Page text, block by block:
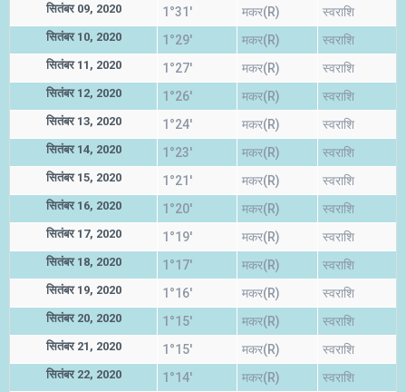
सितंबर 09, 2020 1°31' मकर(R) स्वराशि
सितंबर 10, 2020 1°29' मकर(R) स्वराशि
सितंबर 11, 2020 1°27' मकर(R) स्वराशि
सितंबर 12, 2020 1°26' मकर(R) स्वराशि
सितंबर 13, 2020 1°24' मकर(R) स्वराशि
सितंबर 14, 2020 1°23' मकर(R) स्वराशि
सितंबर 15, 2020 1°21' मकर(R) स्वराशि
सितंबर 16, 2020 1°20' मकर(R) स्वराशि
सितंबर 17, 2020 1°19' मकर(R) स्वराशि
सितंबर 18, 2020 1°17' मकर(R) स्वराशि
सितंबर 19, 2020 1°16' मकर(R) स्वराशि
सितंबर 20, 2020 1°15' मकर(R) स्वराशि
सितंबर 21, 2020 1°15' मकर(R) स्वराशि
सितंबर 22, 2020 1°14' मकर(R) स्वराशि